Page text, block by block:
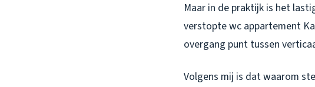
Maar in de praktijk is het
verstopte wc appartement
overgang punt tussen
Volgens mij is dat waarom